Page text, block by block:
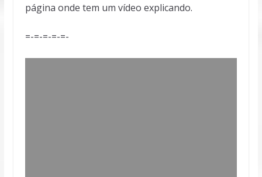
página onde tem um vídeo explicando.
=-=-=-=-=-